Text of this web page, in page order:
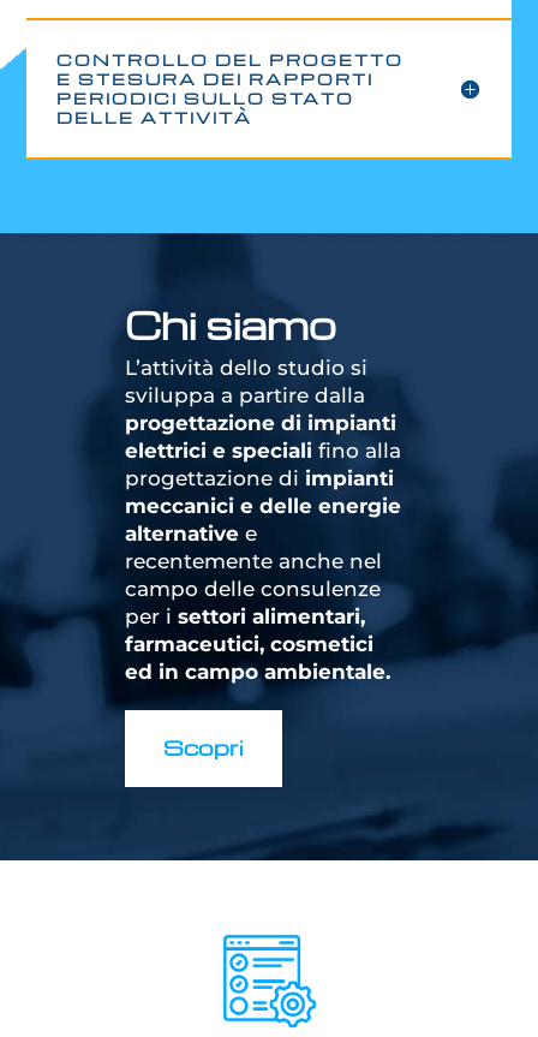
CONTROLLO DEL PROGETTO
E STESURA DEI RAPPORTI
PERIODICI SULLO STATO
DELLE ATTIVITÀ
Chi siamo
L’attività dello studio si
sviluppa a partire dalla
progettazione di impianti
elettrici e specialifino alla
progettazione di impianti
meccanici e delle energie
alternativee
recentemente anche nel
campo delle consulenze
per i settori alimentari,
farmaceutici, cosmetici
ed in campo ambientale.
Scopri